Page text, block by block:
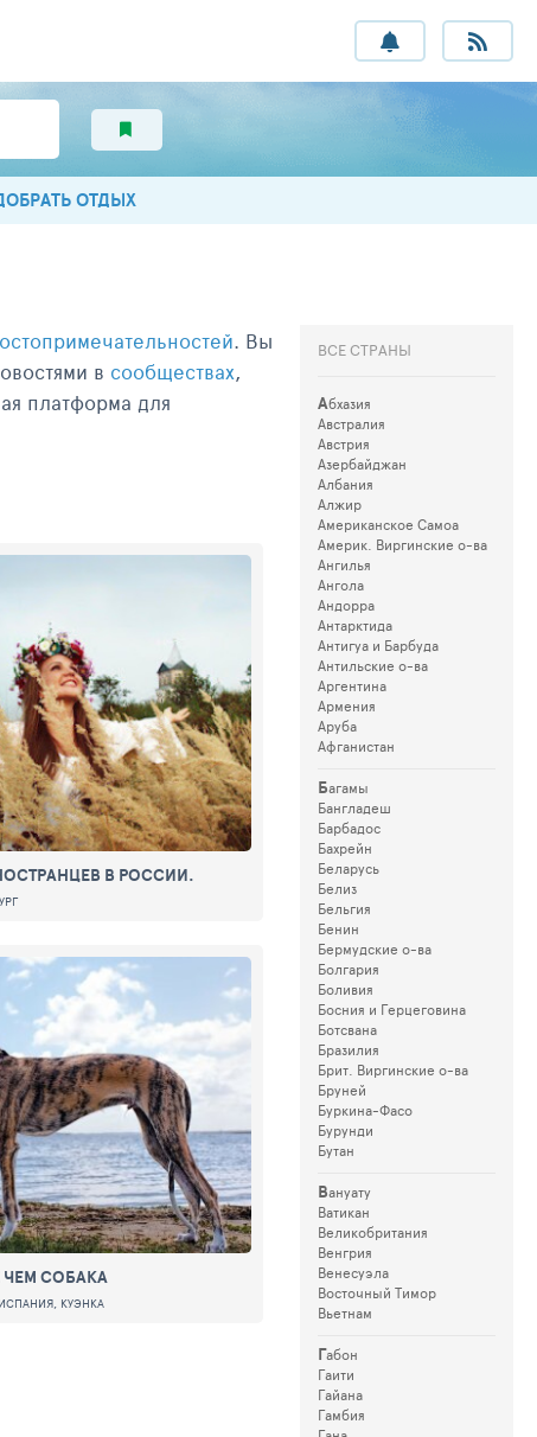
ОТДЫХ
. Вы
в сообществах,
платформа для
В РОССИИ.
СОБАКА
КУЭНКА
ВСЕ СТРАНЫ
Абхазия
Австралия
Австрия
Азербайджан
Албания
Алжир
Американское Самоа
Америк. Виргинские о-ва
Ангилья
Ангола
Андорра
Антарктида
Антигуа и Барбуда
Антильские о-ва
Аргентина
Армения
Аруба
Афганистан
Багамы
Бангладеш
Барбадос
Бахрейн
Беларусь
Белиз
Бельгия
Бенин
Бермудские о-ва
Болгария
Боливия
Босния и Герцеговина
Ботсвана
Бразилия
Брит. Виргинские о-ва
Бруней
Буркина-Фасо
Бурунди
Бутан
Вануату
Ватикан
Великобритания
Венгрия
Венесуэла
Восточный Тимор
Вьетнам
Габон
Гаити
Гайана
Гамбия